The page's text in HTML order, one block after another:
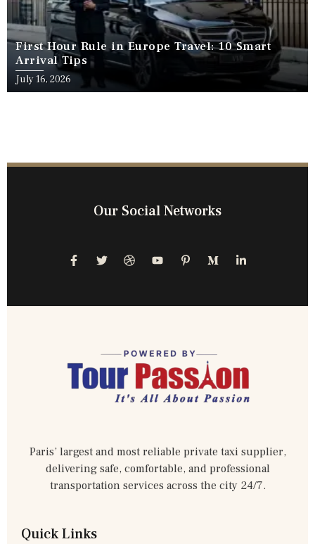
First Hour Rule in Europe Travel: 10 Smart
Arrival Tips
July 16, 2026
Our Social Networks
Paris’ largest and most reliable private taxi supplier,
delivering safe, comfortable, and professional
transportation services across the city 24/7.
Quick Links